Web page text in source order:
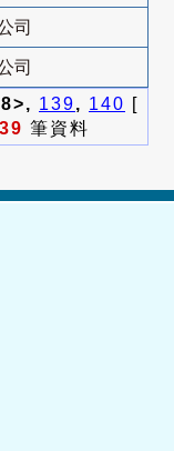
司
司
139, 140 [
筆資料